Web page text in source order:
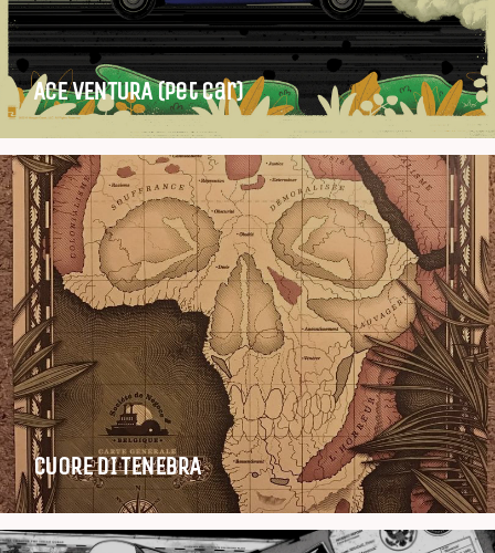
ACE VENTURA (pet car)
CUORE DI TENEBRA